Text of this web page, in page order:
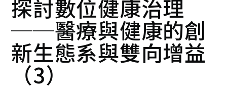
探討數位健康治理
──醫療與健康的創
新生態系與雙向增益
（3）